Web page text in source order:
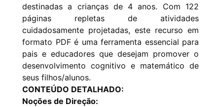
destinadas a crianças de 4 anos. Com 122
páginas repletas de atividades
cuidadosamente projetadas, este recurso em
formato PDF é uma ferramenta essencial para
pais e educadores que desejam promover o
desenvolvimento cognitivo e matemático de
seus filhos/alunos.
CONTEÚDO DETALHADO:
Noções de Direção: